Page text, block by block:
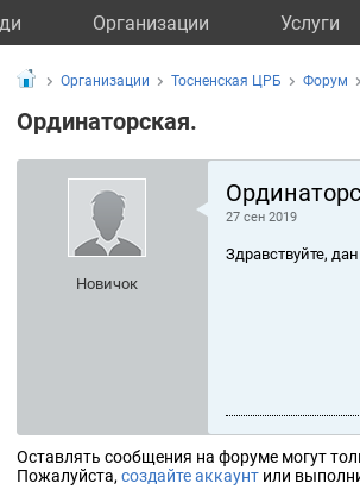
Организации Услуги
Организации Тосненская ЦРБ Форум
Ординаторская.
Новичок
27 сен 2019
Здравствуйте,
Оставлять сообщения на форуме могут
Пожалуйста, создайте аккаунт или